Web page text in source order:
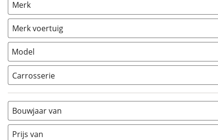
Caravan
Vouwwagen
Merk
Merk voertuig
Model
Carrosserie
Alkoof (0)
Busmodel
Caravan (0)
Half-integraal
Bouwjaar van
Prijs van